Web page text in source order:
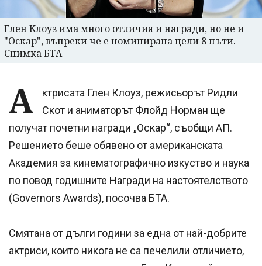
Глен Клоуз има много отличия и награди, но не и
"Оскар", въпреки че е номинирана цели 8 пъти.
Снимка БТА
А
ктрисата Глен Клоуз, режисьорът Ридли
Скот и аниматорът Флойд Норман ще
получат почетни награди „Оскар“, съобщи АП.
Решението беше обявено от американската
Академия за кинематографично изкуство и наука
по повод годишните Награди на настоятелството
(Governors Awards), посочва БТА.
Смятана от дълги години за една от най-добрите
актриси, които никога не са печелили отличието,